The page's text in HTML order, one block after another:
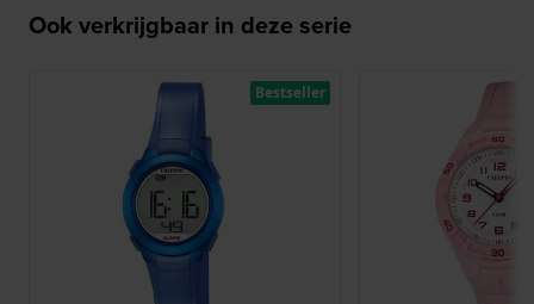
Ook verkrijgbaar in deze serie
Bestseller